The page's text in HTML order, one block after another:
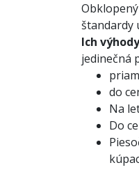
štandardy
Ich
jedinečná
do
Na
Do